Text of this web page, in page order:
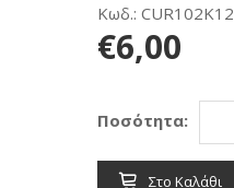
Κωδ.: CUR102K12
€6,00
Ποσότητα:
Στο Καλάθι